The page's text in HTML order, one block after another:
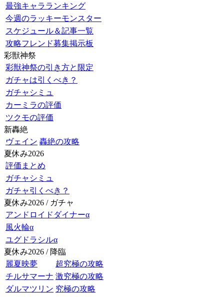
最強キャラランキング
今週のラッキーモンスター
スケジュール＆記事一覧
攻略フレンド募集掲示板
彩獣神祭
彩獣神祭の引き方と限定
ガチャは引くべき？
ガチャシミュ
カーミラの評価
ツクモの評価
新轟絶
ヴェイン 轟絶の攻略
夏休み2026
評価まとめ
ガチャシミュ
ガチャ引くべき？
夏休み2026 / ガチャ
アンドロイドダイナーα
風火輪α
ユグドラシルα
夏休み2026 / 降臨
麗夏映夢
超究極の攻略
チルサマーナ 激究極の攻略
ダルマツリン 究極の攻略